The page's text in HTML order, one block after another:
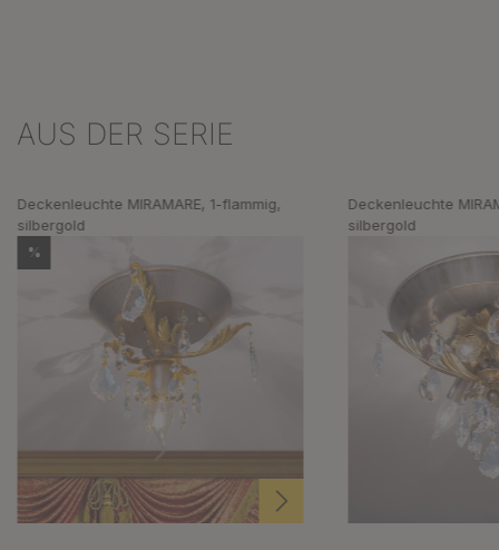
Produktgalerie überspringen
AUS DER SERIE
Deckenleuchte MIRAMARE, 1-flammig,
silbergold
%
Deckenleuchte
silbergold